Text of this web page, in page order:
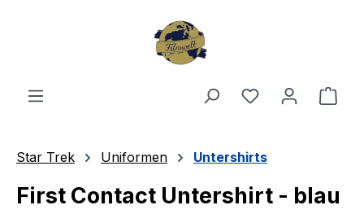
Du hast 0
Star Trek Uniformen Untershirts
First Contact Untershirt - blau